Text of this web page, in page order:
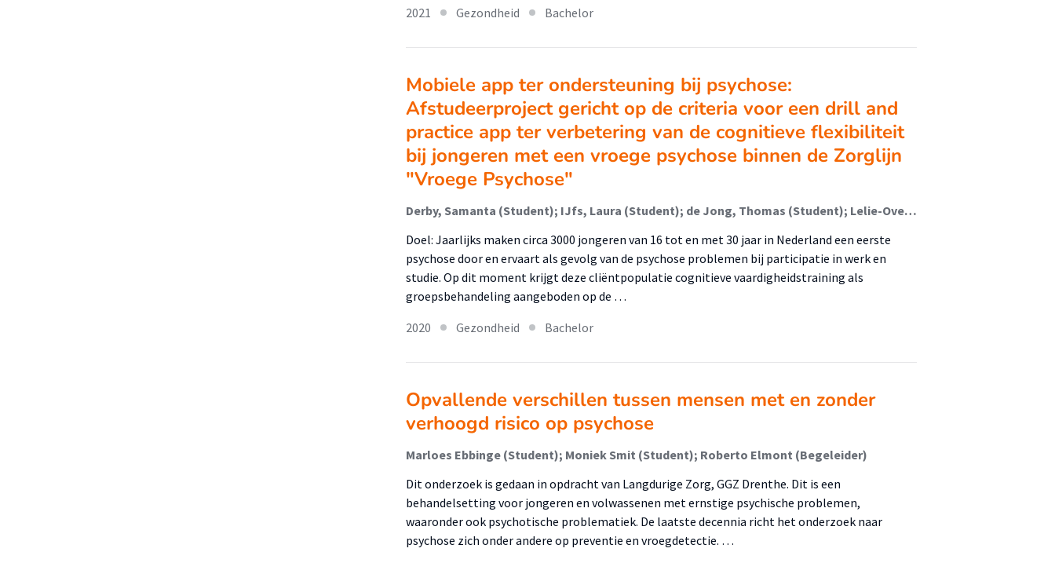
2021
Gezondheid Bachelor
Mobiele app ter ondersteuning bij psychose:
Afstudeerproject gericht op de criteria voor een drill and
practice app ter verbetering van de cognitieve flexibiliteit
bij jongeren met een vroege psychose binnen de Zorglijn
"Vroege Psychose"
Derby, Samanta (Student); IJfs, Laura (Student); de Jong, Thomas (Student); Lelie-Overduin, Marjo (Student); Vromen, Inge
Doel: Jaarlijks maken circa 3000 jongeren van 16 tot en met 30 jaar in Nederland een eerste
psychose door en ervaart als gevolg van de psychose problemen bij participatie in werk en
studie. Op dit moment krijgt deze cliëntpopulatie cognitieve vaardigheidstraining als
groepsbehandeling aangeboden op de …
2020
Gezondheid Bachelor
Opvallende verschillen tussen mensen met en zonder
verhoogd risico op psychose
Marloes Ebbinge (Student); Moniek Smit (Student); Roberto Elmont (Begeleider)
Dit onderzoek is gedaan in opdracht van Langdurige Zorg, GGZ Drenthe. Dit is een
behandelsetting voor jongeren en volwassenen met ernstige psychische problemen,
waaronder ook psychotische problematiek. De laatste decennia richt het onderzoek naar
psychose zich onder andere op preventie en vroegdetectie. …